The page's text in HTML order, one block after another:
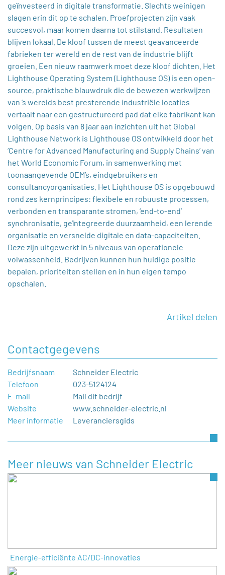
geïnvesteerd in digitale transformatie. Slechts weinigen
slagen erin dit op te schalen. Proefprojecten zijn vaak
succesvol, maar komen daarna tot stilstand. Resultaten
blijven lokaal. De kloof tussen de meest geavanceerde
fabrieken ter wereld en de rest van de industrie blijft
groeien. Een nieuw raamwerk moet deze kloof dichten. Het
Lighthouse Operating System (Lighthouse OS) is een open-
source, praktische blauwdruk die de bewezen werkwijzen
van ’s werelds best presterende industriële locaties
vertaalt naar een gestructureerd pad dat elke fabrikant kan
volgen. Op basis van 8 jaar aan inzichten uit het Global
Lighthouse Network is Lighthouse OS ontwikkeld door het
‘Centre for Advanced Manufacturing and Supply Chains’ van
het World Economic Forum, in samenwerking met
toonaangevende OEM’s, eindgebruikers en
consultancyorganisaties. Het Lighthouse OS is opgebouwd
rond zes kernprincipes: flexibele en robuuste processen,
verbonden en transparante stromen, ‘end-to-end’
synchronisatie, geïntegreerde duurzaamheid, een lerende
organisatie en versnelde digitale en data-capaciteiten.
Deze zijn uitgewerkt in 5 niveaus van operationele
volwassenheid. Bedrijven kunnen hun huidige positie
bepalen, prioriteiten stellen en in hun eigen tempo
opschalen.
Artikel delen
Contactgegevens
Bedrijfsnaam
Schneider Electric
Telefoon
023-5124124
E-mail
Mail dit bedrijf
Website
www.schneider-electric.nl
Meer informatie
Leveranciersgids
Meer nieuws van Schneider Electric
Energie-efficiënte AC/DC-innovaties